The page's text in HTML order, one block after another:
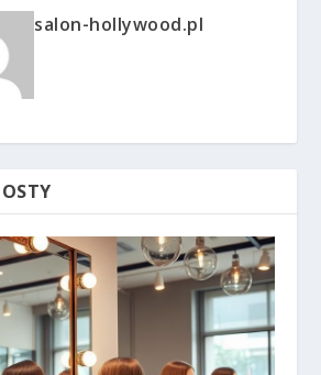
salon-hollywood.pl